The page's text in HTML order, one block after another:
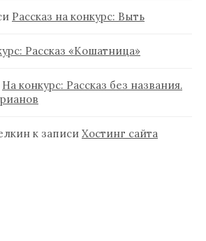
Рассказ на конкурс: Выть
Рассказ «Кошатница»
На конкурс: Рассказ без названия.
к записи Хостинг сайта